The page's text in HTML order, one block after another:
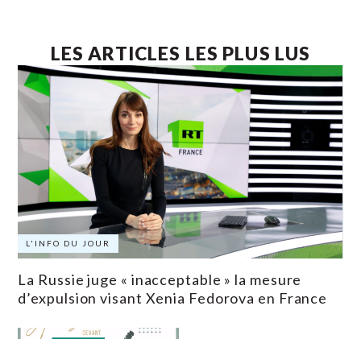
LES ARTICLES LES PLUS LUS
L'INFO DU JOUR
La Russie juge « inacceptable » la mesure
d’expulsion visant Xenia Fedorova en France